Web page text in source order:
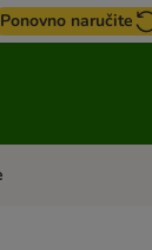
Ponovno naručite
+ VET hrana